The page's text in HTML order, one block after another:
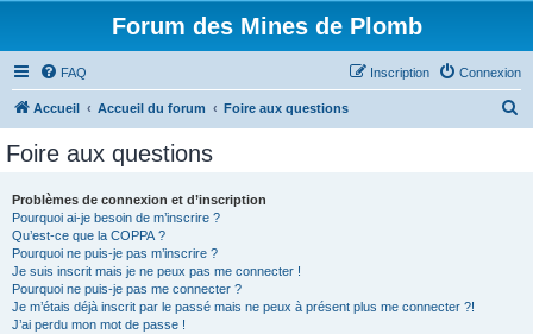
Forum des Mines de Plomb
FAQ Connexion
Inscription
Accueil Accueil du forum Foire aux questions
Foire aux questions
Problèmes de connexion et d’inscription
Pourquoi ai-je besoin de m’inscrire ?
Qu’est-ce que la COPPA ?
Pourquoi ne puis-je pas m’inscrire ?
Je suis inscrit mais je ne peux pas me connecter !
Pourquoi ne puis-je pas me connecter ?
Je m’étais déjà inscrit par le passé mais ne peux à présent plus me connecter ?!
J’ai perdu mon mot de passe !